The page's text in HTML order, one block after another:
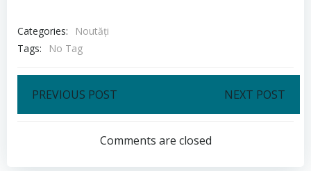
Categories:
Noutăți
Tags:
No Tag
Post
navigation
PREVIOUS POST
navigation
NEXT POST
Comments are closed